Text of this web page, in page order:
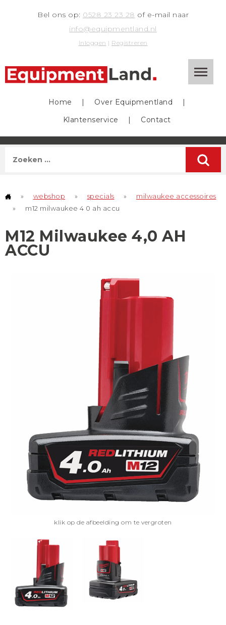
Bel ons op: 0528 23 23 28 of e-mail naar
info@equipmentland.nl
Inloggen | Registreren
Home | Over Equipmentland
|
Klantenservice
| Contact
» webshop » specials »
milwaukee accessoires
»
m12 milwaukee 4 0 ah accu
M12 Milwaukee 4,0 AH
ACCU
klik op de afbeelding om te vergroten